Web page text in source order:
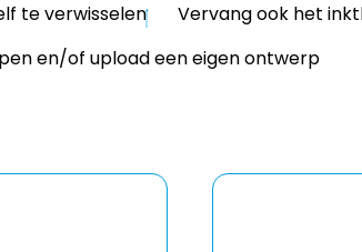
te verwisselen
Vervang ook het
en/of upload een eigen ontwerp